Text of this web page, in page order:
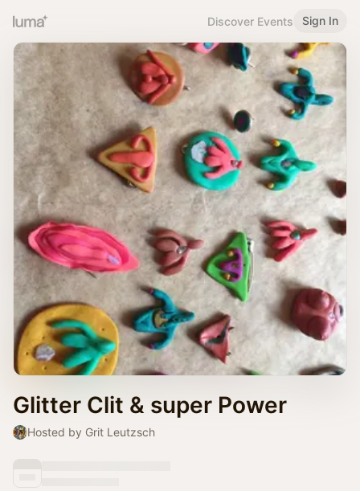
Discover Events Sign In
Glitter Clit & super Power
Hosted by Grit Leutzsch